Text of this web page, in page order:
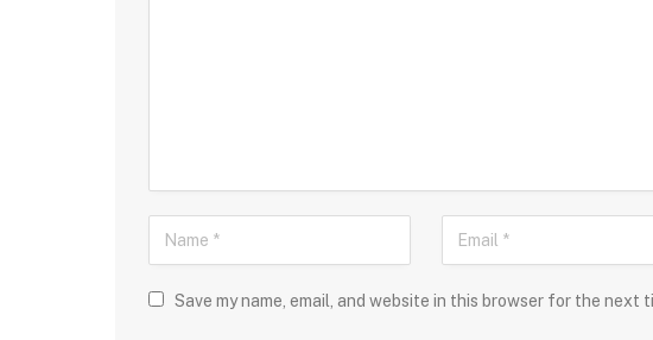
Save my name, email, and website in this browser for the next